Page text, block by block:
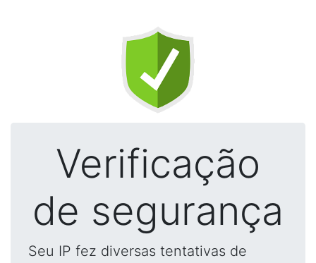
Verificação
de segurança
Seu IP fez diversas tentativas de